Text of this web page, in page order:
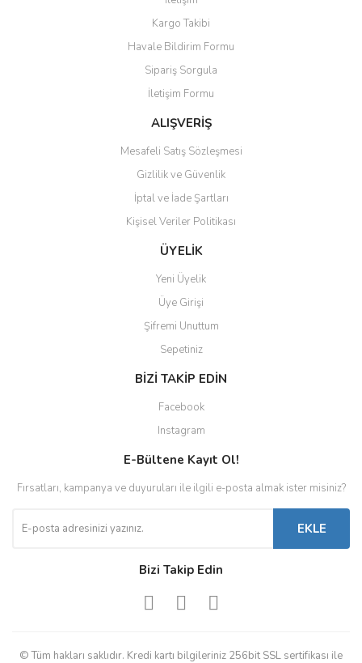
Kargo Takibi
Havale Bildirim Formu
Sipariş Sorgula
İletişim Formu
ALIŞVERİŞ
Mesafeli Satış Sözleşmesi
Gizlilik ve Güvenlik
İptal ve İade Şartları
Kişisel Veriler Politikası
ÜYELİK
Yeni Üyelik
Üye Girişi
Şifremi Unuttum
Sepetiniz
BİZİ TAKİP EDİN
Facebook
Instagram
E-Bültene Kayıt Ol!
Fırsatları, kampanya ve duyuruları ile ilgili e-posta almak ister misiniz?
EKLE
Bizi Takip Edin
© Tüm hakları saklıdır. Kredi kartı bilgileriniz 256bit SSL sertifikası ile